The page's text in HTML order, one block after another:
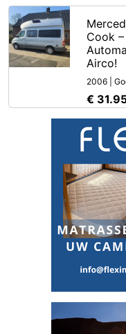
Cook
Airco!
2006 |
€